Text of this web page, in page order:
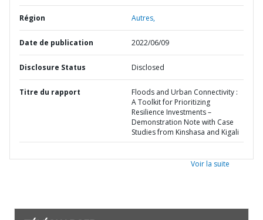
Région Autres,
Date de publication 2022/06/09
Disclosure Status Disclosed
Titre du rapport
Floods and Urban Connectivity :
A Toolkit for Prioritizing
Resilience Investments –
Demonstration Note with Case
Studies from Kinshasa and Kigali
Voir la suite